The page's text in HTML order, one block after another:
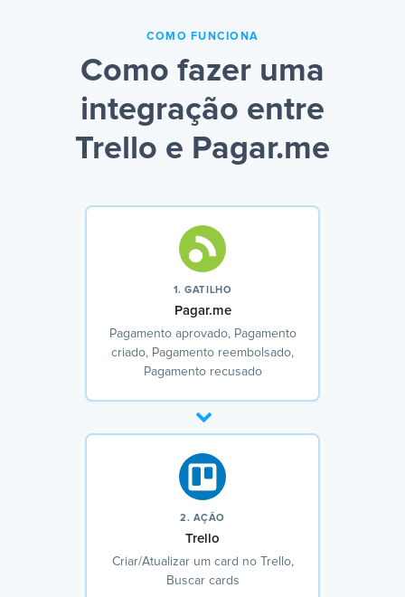
COMO FUNCIONA
Como fazer uma
integração entre
Trello e Pagar.me
1. GATILHO
Pagar.me
Pagamento aprovado, Pagamento
criado, Pagamento reembolsado,
Pagamento recusado
2. AÇÃO
Trello
Criar/Atualizar um card no Trello,
Buscar cards